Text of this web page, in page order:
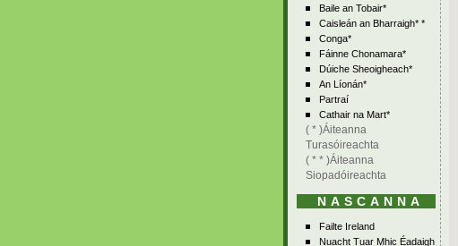
Baile an Tobair*
Caisleán an Bharraigh* *
Conga*
Fáinne Chonamara*
Dúiche Sheoigheach*
An Líonán*
Partraí
Cathair na Mart*
( * )Áiteanna
Turasóireachta
( * * )Áiteanna
Siopadóireachta
NASCANNA
Failte Ireland
Nuacht Tuar Mhic Éadaigh